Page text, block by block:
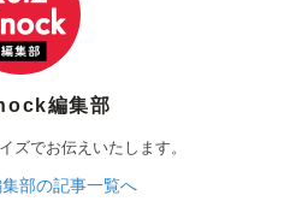
編集部
ズでお伝えいたします。
部の記事一覧へ